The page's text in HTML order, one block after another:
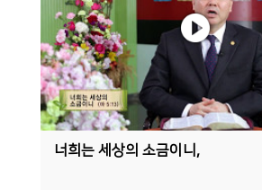
너희는 세상의 소금이니,